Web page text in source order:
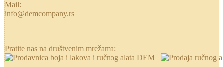
Mail:
info@demcompany.rs
Pratite nas na društvenim mrežama: